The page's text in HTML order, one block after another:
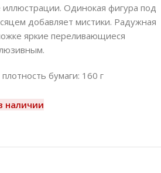
Одинокая фигура под
добавляет мистики. Радужная
яркие переливающиеся
бумаги: 160 г
наличии